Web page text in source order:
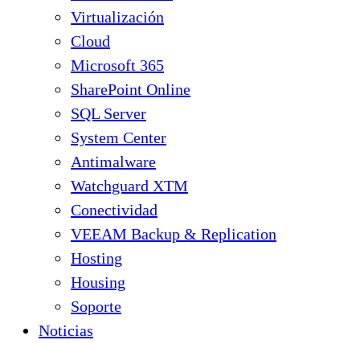
Virtualización
Cloud
Microsoft 365
SharePoint Online
SQL Server
System Center
Antimalware
Watchguard XTM
Conectividad
VEEAM Backup & Replication
Hosting
Housing
Soporte
Noticias